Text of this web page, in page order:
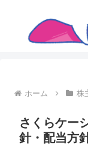
ホーム 株
さくらケー
針・配当方